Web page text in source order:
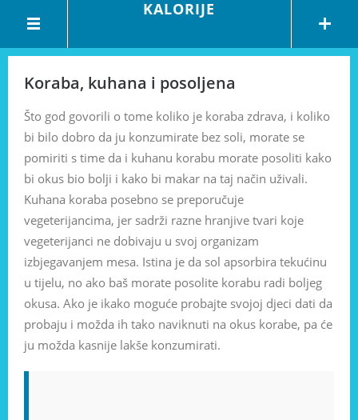
KALORIJE
Koraba, kuhana i posoljena
Što god govorili o tome koliko je koraba zdrava, i koliko
bi bilo dobro da ju konzumirate bez soli, morate se
pomiriti s time da i kuhanu korabu morate posoliti kako
bi okus bio bolji i kako bi makar na taj način uživali.
Kuhana koraba posebno se preporučuje
vegeterijancima, jer sadrži razne hranjive tvari koje
vegeterijanci ne dobivaju u svoj organizam
izbjegavanjem mesa. Istina je da sol apsorbira tekućinu
u tijelu, no ako baš morate posolite korabu radi boljeg
okusa. Ako je ikako moguće probajte svojoj djeci dati da
probaju i možda ih tako naviknuti na okus korabe, pa će
ju možda kasnije lakše konzumirati.